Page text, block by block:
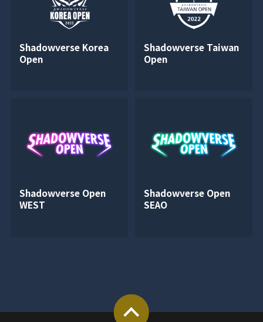
Shadowverse Korea
Open
Shadowverse Taiwan
Open
Shadowverse Open
WEST
Shadowverse Open
SEAO